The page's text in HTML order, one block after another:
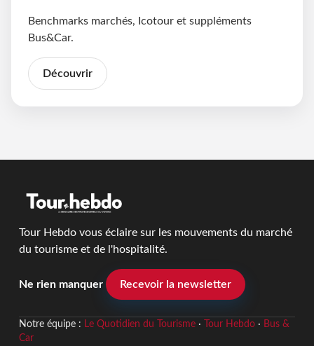
Benchmarks marchés, Icotour et suppléments
Bus&Car.
Découvrir
Tour Hebdo vous éclaire sur les mouvements du marché
du tourisme et de l'hospitalité.
Ne rien manquer Recevoir la newsletter
Notre équipe : Le Quotidien du Tourisme· Tour Hebdo· Bus &
Car